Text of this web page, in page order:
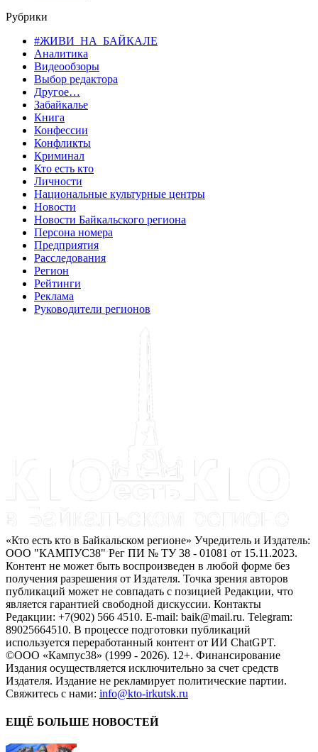
Рубрики
#ЖИВИ_НА_БАЙКАЛЕ
Аналитика
Видеообзоры
Выбор редактора
Другое…
Забайкалье
Книга
Конфессии
Конфликты
Криминал
Кто есть кто
Личности
Национальные культурные центры
Новости
Новости Байкальского региона
Персона номера
Предприятия
Расследования
Регион
Рейтинги
Реклама
Руководители регионов
«Кто есть кто в Байкальском регионе» Учредитель и Издатель:
ООО "КАМПУС38" Рег ПИ № ТУ 38 - 01081 от 15.11.2023.
Контент не может быть воспроизведен в любой форме без
получения разрешения от Издателя. Точка зрения авторов
публикаций может не совпадать с позицией Редакции, что
является гарантией свободной дискуссии. Контакты
Редакции: +7(902) 566 4510. E-mail: baik@mail.ru. Telegram:
89025664510. В процессе подготовки публикаций
используется переработанный контент от ИИ ChatGPT.
©ООО «Кампус38» (1999 - 2026). 12+. Финансирование
Издания осуществляется исключительно за счет средств
Издателя. Издание не рекламирует политические партии.
Свяжитесь с нами: info@kto-irkutsk.ru
ЕЩЁ БОЛЬШЕ НОВОСТЕЙ